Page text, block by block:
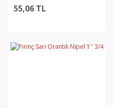
55,06 TL